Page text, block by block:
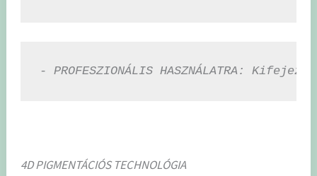
- PROFESZIONÁLIS HASZNÁLATRA:
4D PIGMENTÁCIÓS TECHNOLÓGIA